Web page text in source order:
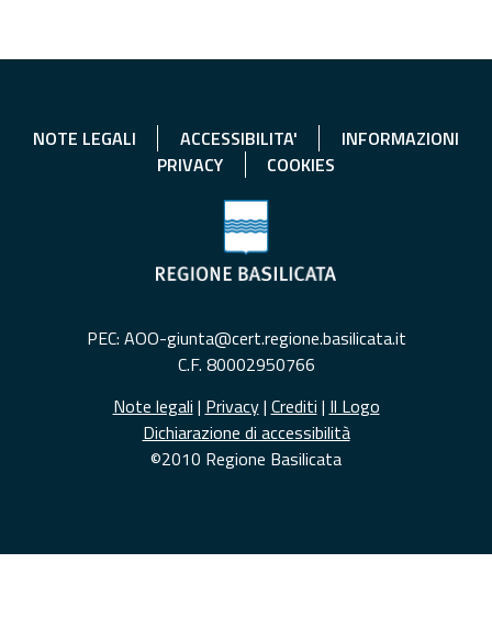
NOTE LEGALI ACCESSIBILITA'
INFORMAZIONI
PRIVACY
COOKIES
PEC: AOO-giunta@cert.regione.basilicata.it
C.F. 80002950766
Note legali | Privacy| Crediti | Il Logo
Dichiarazione di accessibilità
©2010 Regione Basilicata